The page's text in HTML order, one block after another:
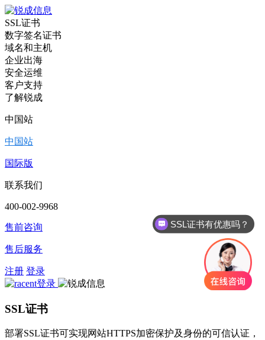
SSL证书
数字签名证书
域名和主机
企业出海
安全运维
客户支持
了解锐成
中国站
中国站
国际版
联系我们
400-002-9968
售前咨询
售后服务
注册 登录
SSL证书
部署SSL证书可实现网站HTTPS加密保护及身份的可信认证，
代码签名证书有优惠吗？